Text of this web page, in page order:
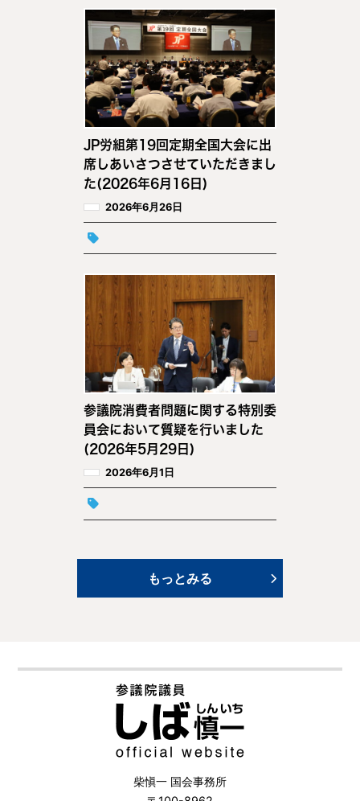
JP労組第19回定期全国大会に出
席しあいさつさせていただきまし
た(2026年6月16日)
2026年6月26日
参議院消費者問題に関する特別委
員会において質疑を行いました
(2026年5月29日)
2026年6月1日
もっとみる
柴愼一 国会事務所